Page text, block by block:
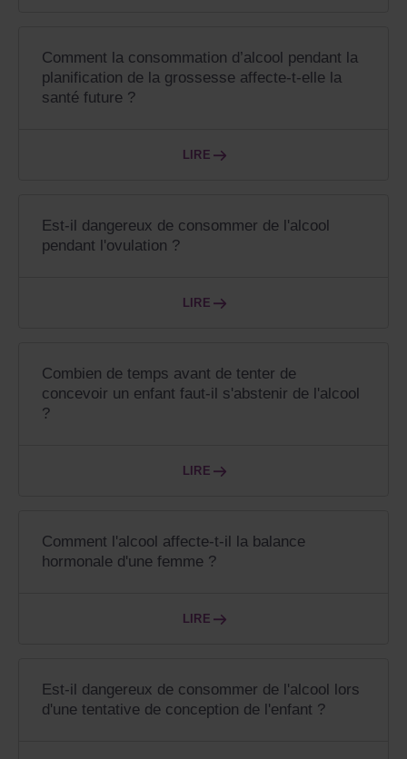
Comment la consommation d’alcool pendant la
planification de la grossesse affecte-t-elle la
santé future ?
LIRE
Est-il dangereux de consommer de l'alcool
pendant l'ovulation ?
LIRE
Combien de temps avant de tenter de
concevoir un enfant faut-il s'abstenir de l'alcool
?
LIRE
Comment l'alcool affecte-t-il la balance
hormonale d'une femme ?
LIRE
Est-il dangereux de consommer de l'alcool lors
d'une tentative de conception de l'enfant ?